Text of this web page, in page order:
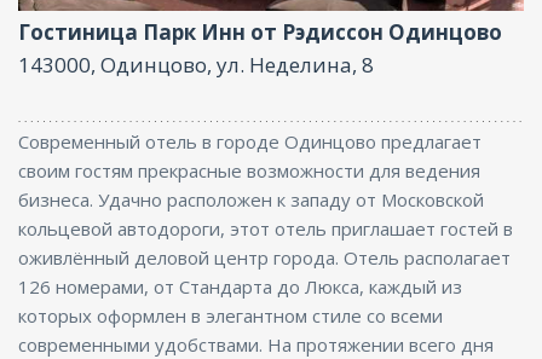
Гостиница Парк Инн от Рэдиссон Одинцово
143000, Одинцово, ул. Неделина, 8
Современный отель в городе Одинцово предлагает
своим гостям прекрасные возможности для ведения
бизнеса. Удачно расположен к западу от Московской
кольцевой автодороги, этот отель приглашает гостей в
оживлённый деловой центр города. Отель располагает
126 номерами, от Стандарта до Люкса, каждый из
которых оформлен в элегантном стиле со всеми
современными удобствами. На протяжении всего дня